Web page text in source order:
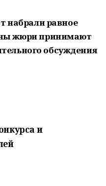
набрали равное
жюри принимают
обсуждения
и